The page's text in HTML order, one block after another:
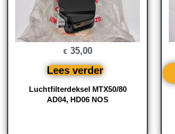
Luchtfilterdeksel MTX50/80
AD04, HD06 NOS
€ 35,00
Lees verder